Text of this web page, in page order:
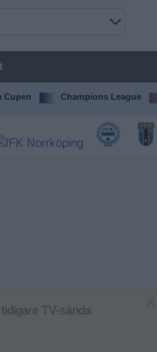
Cupen Champions League
TV-sända